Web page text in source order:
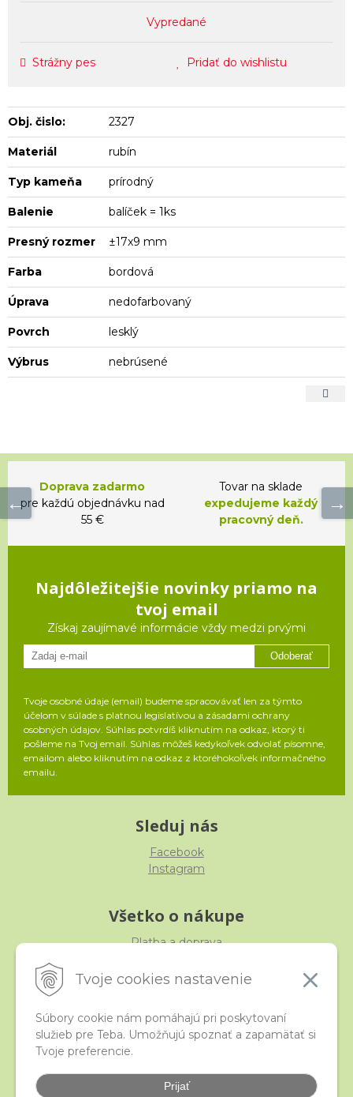
Tvoje cookies nastavenie
Súbory cookie nám pomáhajú pri poskytovaní
služieb pre Teba. Umožňujú spoznať a zapamätať si
Tvoje preferencie.
Prijať
Vypredané
Strážny pes Pridať do wishlistu
Obj. čislo: 2327
Materiál rubín
Typ kameňa prírodný
Balenie balíček = 1ks
Presný rozmer ±17x9 mm
Farba bordová
Úprava nedofarbovaný
Povrch lesklý
Výbrus nebrúsené
Doprava zadarmo
pre každú objednávku nad
55 €
Tovar na sklade
expedujeme každý
pracovný deň.
Najdôležitejšie novinky priamo na
tvoj email
Získaj zaujímavé informácie vždy medzi prvými
Odoberať
Tvoje osobné údaje (email) budeme spracovávať len za týmto
účelom v súlade s platnou legislatívou a zásadami ochrany
osobných údajov. Súhlas potvrdíš kliknutím na odkaz, ktorý ti
pošleme na Tvoj email. Súhlas môžeš kedykoľvek odvolať písomne,
emailom alebo kliknutím na odkaz z ktoréhokoľvek informačného
emailu.
Sleduj nás
Facebook
Instagram
Všetko o nákupe
Platba a doprava
Obchodné podmienky
iStraka
Veľkoobchod